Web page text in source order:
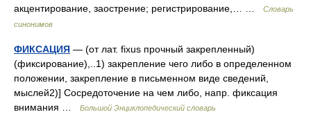
акцентирование, заострение; регистрирование,… …
Словарь
синонимов
ФИКСАЦИЯ — (от лат. fixus прочный закрепленный)
(фиксирование),..1) закрепление чего либо в определенном
положении, закрепление в письменном виде сведений,
мыслей2)] Сосредоточение на чем либо, напр. фиксация
внимания …
Большой Энциклопедический словарь